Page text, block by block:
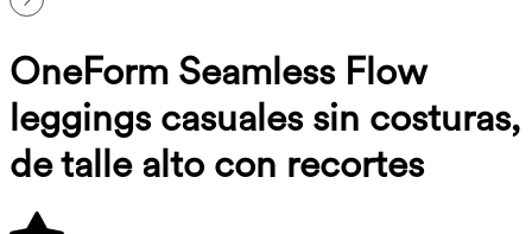
OneForm Seamless Flow
leggings casuales sin costuras,
de talle alto con recortes